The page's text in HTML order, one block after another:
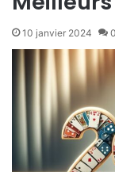
10 janvier 2024 0